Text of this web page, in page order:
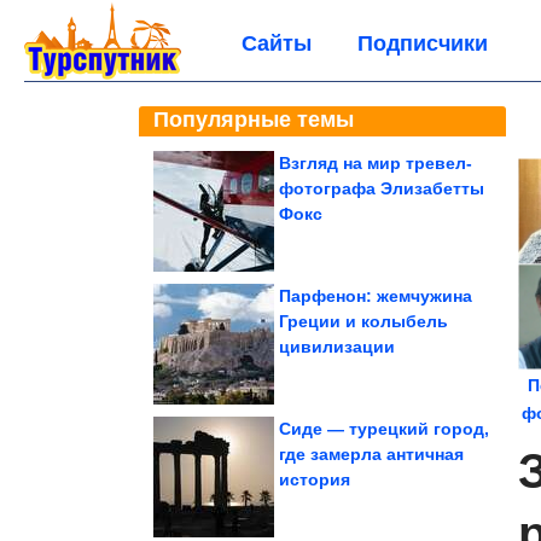
Сайты Подписчики
Популярные темы
Взгляд на мир тревел-
фотографа Элизабетты
Фокс
Парфенон: жемчужина
Греции и колыбель
цивилизации
Сиде — турецкий город,
где замерла античная
история